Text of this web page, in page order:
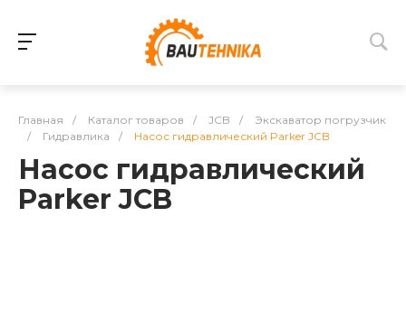
Главная / Каталог товаров / JCB /
Экскаватор погрузчик
/
Гидравлика / Насос гидравлический Parker JCB
Насос гидравлический
Parker JCB